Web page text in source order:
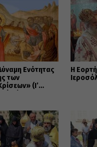
Ενότητας
των
(Ι’
Η